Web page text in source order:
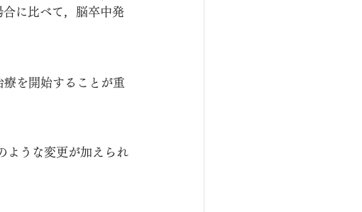
に比べて，脳卒中発
を開始することが重
ような変更が加えられ